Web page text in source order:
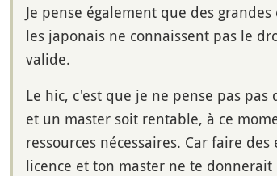
Je pense également que des
les japonais ne connaissent pas le
valide.
Le hic, c'est que je ne pense pas
et un master soit rentable, à ce
ressources nécessaires. Car faire
licence et ton master ne te